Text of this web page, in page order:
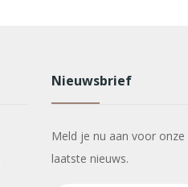
Nieuwsbrief
Meld je nu aan voor
laatste nieuws.